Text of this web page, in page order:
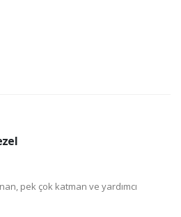
pek çok katman ve yardımcı